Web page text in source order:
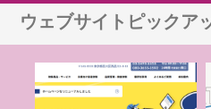
ウェブサイトピックア